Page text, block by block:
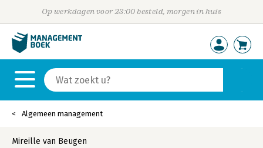
Op werkdagen voor 23:00 besteld, morgen in huis
Algemeen management
Mireille van Beugen